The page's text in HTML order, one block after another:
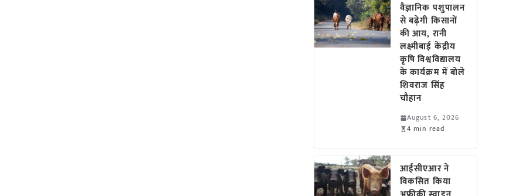
वैज्ञानिक पशुपालन
से बढ़ेगी किसानों
की आय, रानी
लक्ष्मीबाई केंद्रीय
कृषि विश्वविद्यालय
के कार्यक्रम में बोले
शिवराज सिंह
चौहान
August 6, 2026
4 min read
आईसीएआर ने
विकसित किया